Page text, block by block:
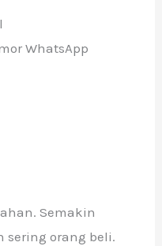
WhatsApp
Semakin
orang beli.